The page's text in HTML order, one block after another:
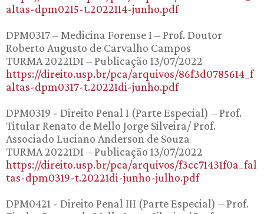
altas-dpm0215-t.2022114-junho.pdf
DPM0317 – Medicina Forense I – Prof. Doutor
Roberto Augusto de Carvalho Campos
TURMA 20221DI – Publicação 13/07/2022
https://direito.usp.br/pca/arquivos/86f3d0785614_f
altas-dpm0317-t.20221di-junho.pdf
DPM0319 - Direito Penal I (Parte Especial) – Prof.
Titular Renato de Mello Jorge Silveira/ Prof.
Associado Luciano Anderson de Souza
TURMA 20221DI – Publicação 13/07/2022
https://direito.usp.br/pca/arquivos/f3cc71431f0a_fal
tas-dpm0319-t.20221di-junho-julho.pdf
DPM0421 - Direito Penal III (Parte Especial) – Prof.